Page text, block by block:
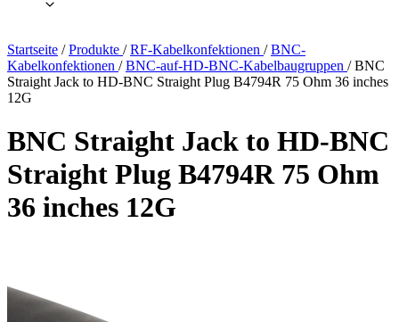
Startseite / Produkte / RF-Kabelkonfektionen / BNC-
Kabelkonfektionen / BNC-auf-HD-BNC-Kabelbaugruppen / BNC
Straight Jack to HD-BNC Straight Plug B4794R 75 Ohm 36 inches
12G
BNC Straight Jack to HD-BNC
Straight Plug B4794R 75 Ohm
36 inches 12G